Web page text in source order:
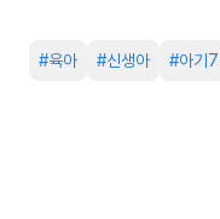
#육아 #신생아 #아기